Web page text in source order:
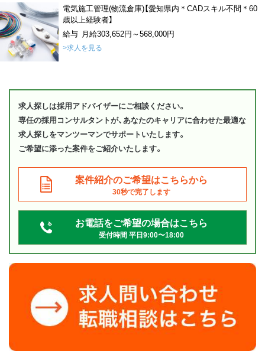
電気施工管理(物流倉庫)【愛知県内＊CADスキル不問＊60
歳以上経験者】
給与 月給303,652円～568,000円
>求人を見る
求人探しは採用アドバイザーにご相談ください。
専任の採用コンサルタントが、あなたのキャリアに合わせた最適な
求人探しをマンツーマンでサポートいたします。
ご希望に添った案件をご紹介いたします。
案件紹介のご希望はこちらから
30秒で完了します
お電話をご希望の場合はこちら
受付時間 平日9:00〜18:00